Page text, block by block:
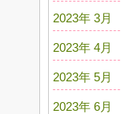
2023年 3月
2023年 4月
2023年 5月
2023年 6月